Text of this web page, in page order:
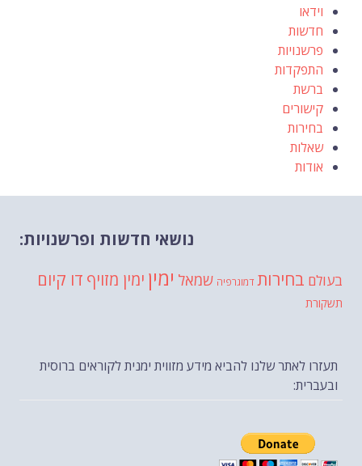
וידאו
חדשות
פרשנויות
התפקדות
ברשת
קישורים
בחירות
שאלות
אודות
נושאי חדשות ופרשנויות:
בעולם בחירות דמוגרפיה שמאל ימין ימין מזויף דו קיום
תשקורת
תעזרו לאתר שלנו להביא מידע מזווית ימנית לקוראים ברוסית
ובעברית: